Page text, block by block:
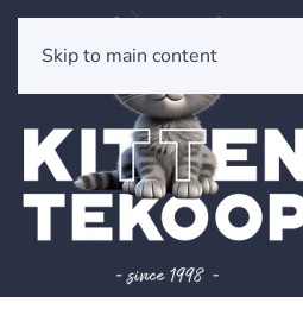
Skip to main content